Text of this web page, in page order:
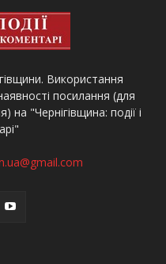
Використання
посилання (для
на "Чернігівщина: події і